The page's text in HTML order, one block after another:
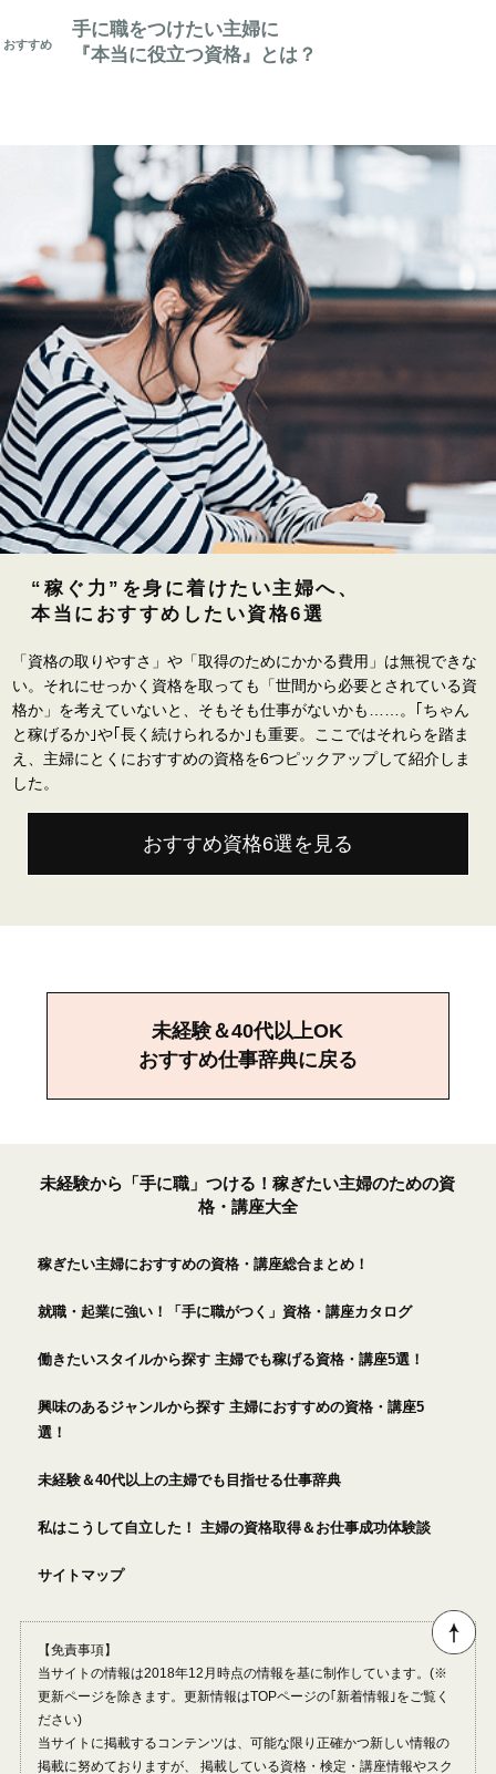
手に職をつけたい主婦に
『本当に役立つ資格』とは？
“稼ぐ力”を身に着けたい主婦へ、
本当におすすめしたい資格6選
「資格の取りやすさ」や「取得のためにかかる費用」は無視できな
い。それにせっかく資格を取っても「世間から必要とされている資
格か」を考えていないと、そもそも仕事がないかも……。｢ちゃん
と稼げるか｣や｢長く続けられるか｣も重要。ここではそれらを踏ま
え、主婦にとくにおすすめの資格を6つピックアップして紹介しま
した。
おすすめ資格6選を見る
未経験＆40代以上OK
おすすめ仕事辞典に戻る
未経験から「手に職」つける！稼ぎたい主婦のための資
格・講座大全
稼ぎたい主婦におすすめの資格・講座総合まとめ！
就職・起業に強い！「手に職がつく」資格・講座カタログ
働きたいスタイルから探す 主婦でも稼げる資格・講座5選！
興味のあるジャンルから探す 主婦におすすめの資格・講座5
選！
未経験＆40代以上の主婦でも目指せる仕事辞典
私はこうして自立した！ 主婦の資格取得＆お仕事成功体験談
サイトマップ
【免責事項】
当サイトの情報は2018年12月時点の情報を基に制作しています。(※
更新ページを除きます。更新情報はTOPページの｢新着情報｣をご覧く
ださい)
当サイトに掲載するコンテンツは、可能な限り正確かつ新しい情報の
掲載に努めておりますが、 掲載している資格・検定・講座情報やスク